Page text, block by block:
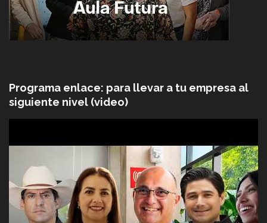
Programa enlace: para llevar a tu empresa al
siguiente nivel (video)